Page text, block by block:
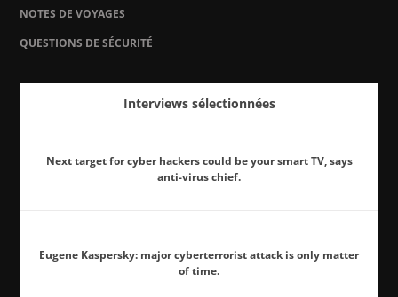
NOTES DE VOYAGES
QUESTIONS DE SÉCURITÉ
Interviews sélectionnées
Next target for cyber hackers could be your smart TV, says
anti-virus chief.
Eugene Kaspersky: major cyberterrorist attack is only matter
of time.